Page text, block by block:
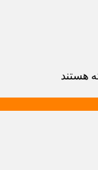
هستند